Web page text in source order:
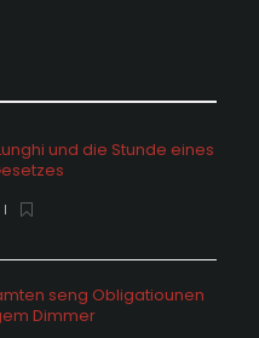
und die Stunde eines
seng Obligatiounen
Dimmer